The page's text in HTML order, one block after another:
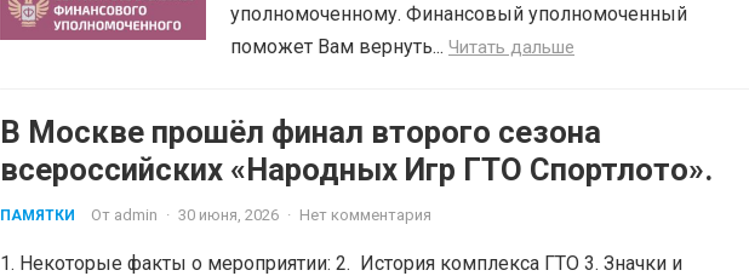
уполномоченному. Финансовый уполномоченный
поможет Вам вернуть... Читать дальше
В Москве прошёл финал второго сезона
всероссийских «Народных Игр ГТО Спортлото».
ПАМЯТКИ От admin · 30 июня, 2026 · Нет комментария
1. Некоторые факты о мероприятии: 2. История комплекса ГТО 3. Значки и